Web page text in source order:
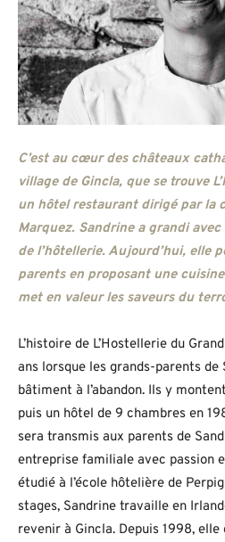
C’est au cœur des châteaux
village de Gincla, que se trouve
un hôtel restaurant dirigé par la
Marquez. Sandrine a grandi
de l’hôtellerie. Aujourd’hui, elle
parents en proposant une
met en valeur les saveurs du
L’histoire de L’Hostellerie du
ans lorsque les grands-parents
bâtiment à l’abandon. Ils y
puis un hôtel de 9 chambres en
sera transmis aux parents de
entreprise familiale avec passion
étudié à l’école hôtelière de
stages, Sandrine travaille en
revenir à Gincla. Depuis 1998,